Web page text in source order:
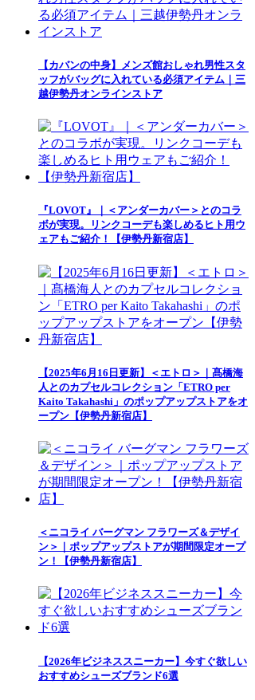
【カバンの中身】メンズ館おしゃれ男性スタ
ッフがバッグに入れている必須アイテム｜三
越伊勢丹オンラインストア
『LOVOT』｜＜アンダーカバー＞とのコラ
ボが実現。リンクコーデも楽しめるヒト用ウ
ェアもご紹介！【伊勢丹新宿店】
【2025年6月16日更新】＜エトロ＞｜髙橋海
人とのカプセルコレクション「ETRO per
Kaito Takahashi」のポップアップストアをオ
ープン【伊勢丹新宿店】
＜ニコライ バーグマン フラワーズ＆デザイ
ン＞｜ポップアップストアが期間限定オープ
ン！【伊勢丹新宿店】
【2026年ビジネススニーカー】今すぐ欲しい
おすすめシューズブランド6選